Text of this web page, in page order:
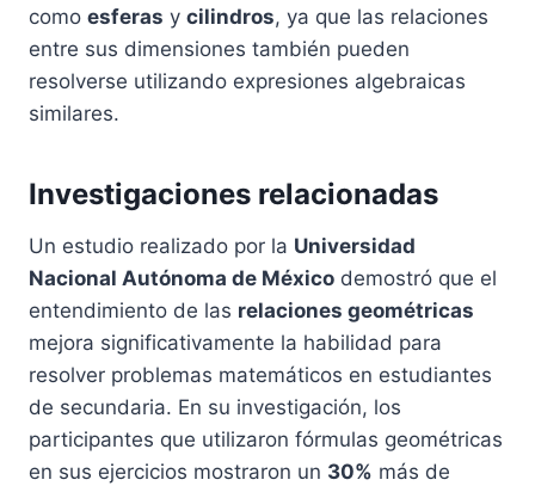
como esferas y cilindros, ya que las relaciones
entre sus dimensiones también pueden
resolverse utilizando expresiones algebraicas
similares.
Investigaciones relacionadas
Un estudio realizado por la Universidad
Nacional Autónoma de México demostró que el
entendimiento de las relaciones geométricas
mejora significativamente la habilidad para
resolver problemas matemáticos en estudiantes
de secundaria. En su investigación, los
participantes que utilizaron fórmulas geométricas
en sus ejercicios mostraron un 30% más de